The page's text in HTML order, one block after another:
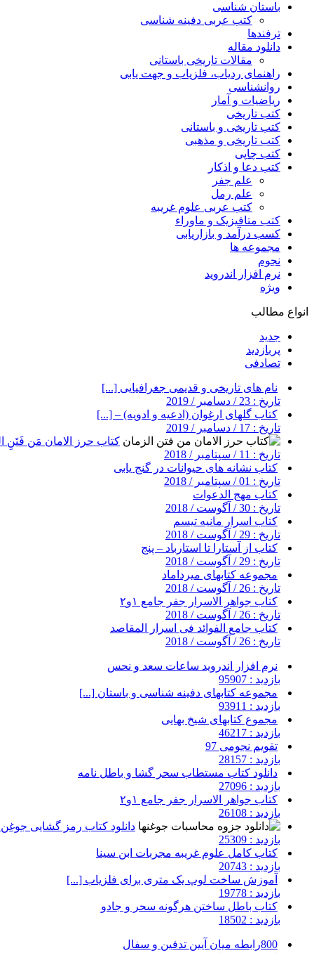
باستان شناسی
کتب عربی دفینه شناسی
ترفندها
دانلود مقاله
مقالات تاریخی باستانی
راهنمای ردیاب، فلزیاب و جهت یابی
روانشناسی
ریاضیات و آمار
کتب تاریخی
کتب تاریخی و باستانی
کتب تاریخی و مذهبی
کتب چاپی
کتب دعا و اذکار
علم جفر
علم رمل
کتب عربی علوم غریبه
کتب متافیزیک و ماوراء
کسب درآمد و بازاریابی
مجموعه ها
نجوم
نرم افزار اندروید
ویژه
انواع مطالب
جدید
پربازدید
تصادفی
نام های تاریخی و قدیمی جغرافیایی [...]
تاریخ : 23 / دسامبر / 2019
کتاب گلهای ارغوان (ادعیه و ادویه) – [...]
تاریخ : 17 / دسامبر / 2019
کتاب حرز الامان مَن فَتَنِ
تاریخ : 11 / سپتامبر / 2018
کتاب نشانه های حیوانات در گنج یابی
تاریخ : 01 / سپتامبر / 2018
کتاب مهج الدعوات
تاریخ : 30 / آگوست / 2018
کتاب اسرار مانیه تیسم
تاریخ : 29 / آگوست / 2018
کتاب از آستارا تا استارباد – پنج
تاریخ : 29 / آگوست / 2018
مجموعه کتابهای میرداماد
تاریخ : 26 / آگوست / 2018
کتاب جواهر الاسرار جفر جامع ۱و۲
تاریخ : 26 / آگوست / 2018
کتاب جامع الفوائد فی اسرار المقاصد
تاریخ : 26 / آگوست / 2018
نرم افزار اندروید ساعات سعد و نحس
بازدید : 95907
مجموعه کتابهای دفینه شناسی و باستان [...]
بازدید : 93911
مجموع کتابهای شیخ بهایی
بازدید : 46217
تقویم نجومی 97
بازدید : 28157
دانلود کتاب مستطاب سحر گشا و باطل نامه
بازدید : 27096
کتاب جواهر الاسرار جفر جامع ۱و۲
بازدید : 26108
دانلود کتاب رمز گشایی
بازدید : 25309
کتاب کامل علوم غریبه مجربات ابن سینا
بازدید : 20743
آموزش ساخت لوپ یک متری برای فلزیاب [...]
بازدید : 19778
کتاب باطل ساختن هرگونه سحر و جادو
بازدید : 18502
800رابطه میان آیین تدفین و سفال